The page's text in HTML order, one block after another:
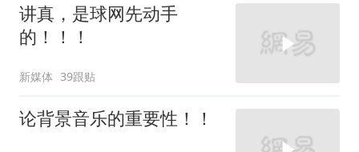
讲真，是球网先动手
的！！！
新媒体 39跟贴
论背景音乐的重要性！！